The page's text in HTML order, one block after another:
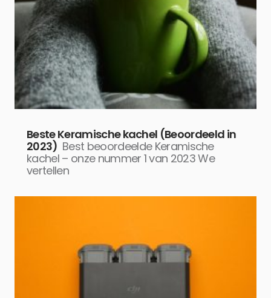
Beste Keramische kachel (Beoordeeld in
2023) Best beoordeelde Keramische
kachel – onze nummer 1 van 2023 We
vertellen